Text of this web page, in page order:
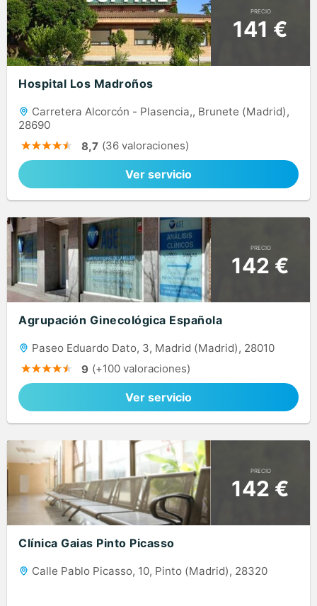
PRECIO
141 €
Hospital Los Madroños
Carretera Alcorcón - Plasencia,, Brunete (Madrid),
28690
8,7 (36 valoraciones)
Ver servicio
PRECIO
142 €
Agrupación Ginecológica Española
Paseo Eduardo Dato, 3, Madrid (Madrid), 28010
9 (+100 valoraciones)
Ver servicio
PRECIO
142 €
Clínica Gaias Pinto Picasso
Calle Pablo Picasso, 10, Pinto (Madrid), 28320